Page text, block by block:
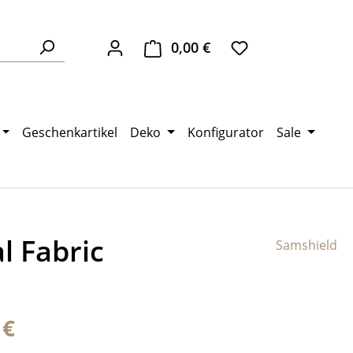
0,00 €Warenkorb enthält 0
Geschenkartikel Deko Konfigurator Sale
Fabric Samshield